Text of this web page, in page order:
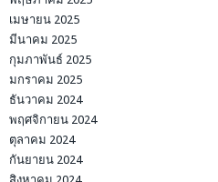
เมษายน 2025
มีนาคม 2025
กุมภาพันธ์ 2025
มกราคม 2025
ธันวาคม 2024
พฤศจิกายน 2024
ตุลาคม 2024
กันยายน 2024